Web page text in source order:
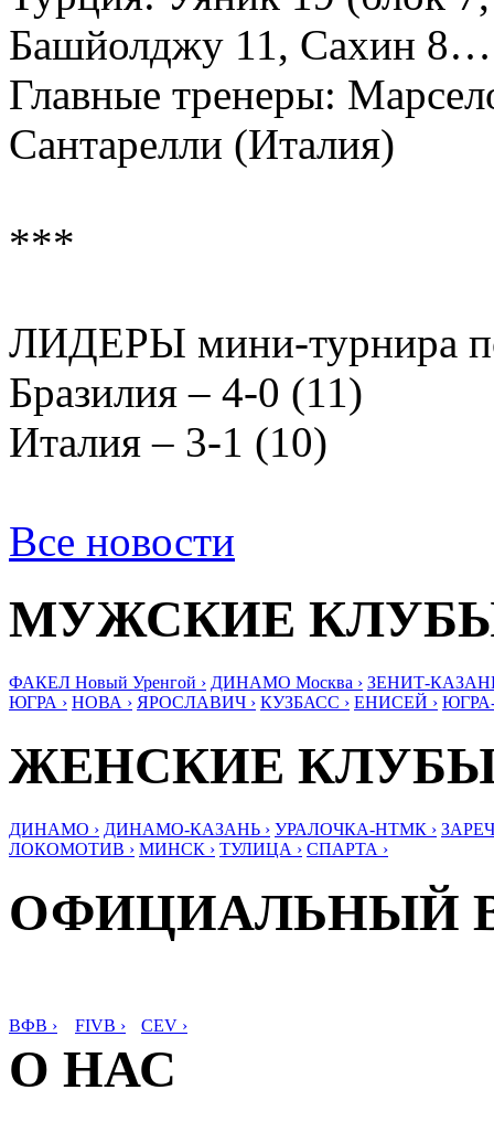
Башйолджу 11, Сахин 8…
Главные тренеры:
Сантарелли (Италия)
***
ЛИДЕРЫ мини-турнира
Бразилия – 4-0 (11)
Италия – 3-1 (10)
Все новости
МУЖСКИЕ
ФАКЕЛ Новый Уренгой › ДИНАМО Москва › ЗЕНИТ-
ЮГРА › НОВА › ЯРОСЛАВИЧ › КУЗБАСС › ЕНИСЕЙ ›
ЖЕНСКИЕ
ДИНАМО › ДИНАМО-КАЗАНЬ › УРАЛОЧКА-НТМК ›
ЛОКОМОТИВ › МИНСК › ТУЛИЦА › СПАРТА ›
ОФИЦИАЛЬНЫЙ
ВФВ › FIVB › CEV ›
О НАС